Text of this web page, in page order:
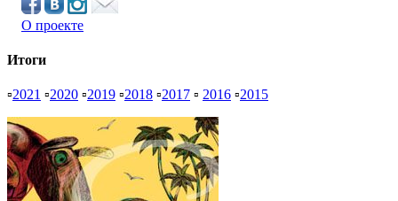
О проекте
Итоги
▫2021 ▫2020 ▫2019 ▫2018 ▫2017 ▫ 2016 ▫2015